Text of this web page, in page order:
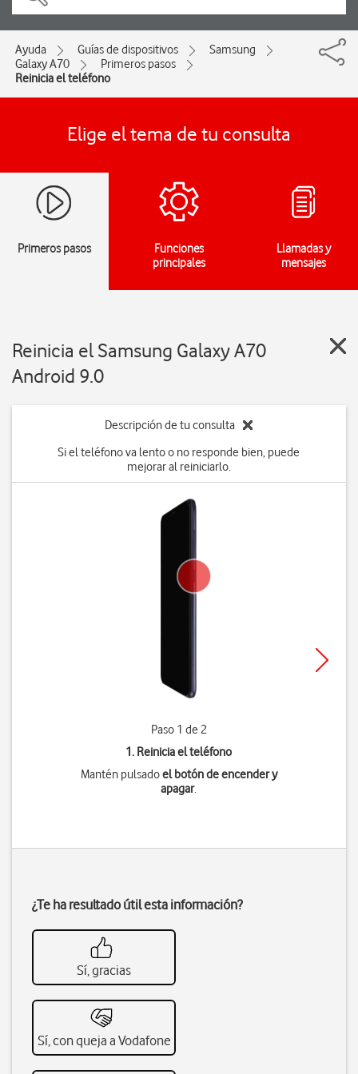
Ayuda Guías de dispositivos
Samsung
Galaxy A70
Primeros pasos
Reinicia el teléfono
Elige el tema de tu consulta
Primeros pasos
Funciones
principales
Llamadas y
mensajes
Reinicia el Samsung Galaxy A70
Android 9.0
Descripción de tu consulta
Si el teléfono va lento o no responde bien, puede
mejorar al reiniciarlo.
Paso 1 de 2
1. Reinicia el teléfono
Mantén pulsadoel botón de encender y
apagar.
¿Te ha resultado útil esta información?
Sí, gracias
Sí, con queja a Vodafone